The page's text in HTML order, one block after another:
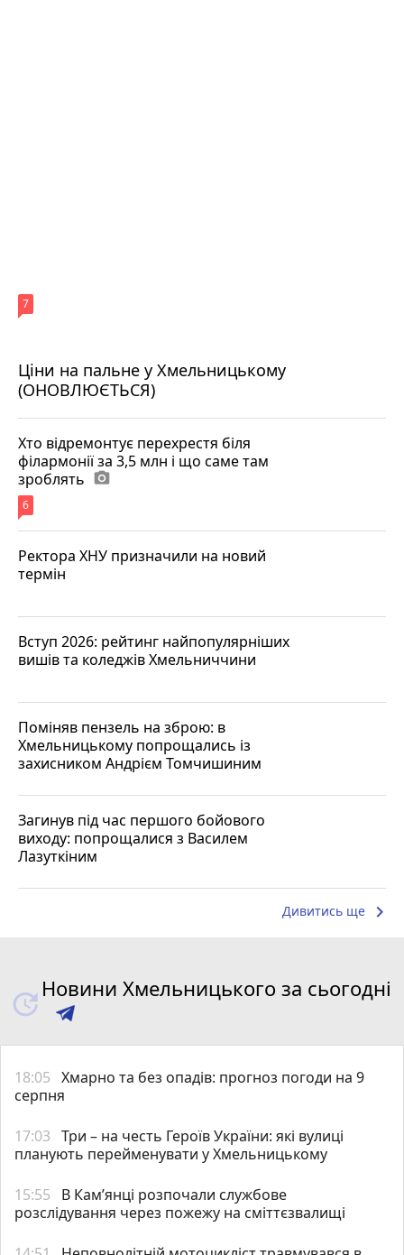
Ціни на пальне у Хмельницькому
(ОНОВЛЮЄТЬСЯ)
7
Хто відремонтує перехрестя біля
філармонії за 3,5 млн і що саме там
зроблять photo_camera
6
Ректора ХНУ призначили на новий
термін
Вступ 2026: рейтинг найпопулярніших
вишів та коледжів Хмельниччини
Поміняв пензель на зброю: в
Хмельницькому попрощались із
захисником Андрієм Томчишиним
Загинув під час першого бойового
виходу: попрощалися з Василем
Лазуткіним
Дивитись ще keyboard_arrow_right
Новини Хмельницького за сьогодні
18:05 Хмарно та без опадів: прогноз погоди на 9
серпня
17:03 Три – на честь Героїв України: які вулиці
планують перейменувати у Хмельницькому
15:55
В Кам’янці розпочали службове
розслідування через пожежу на сміттєзвалищі